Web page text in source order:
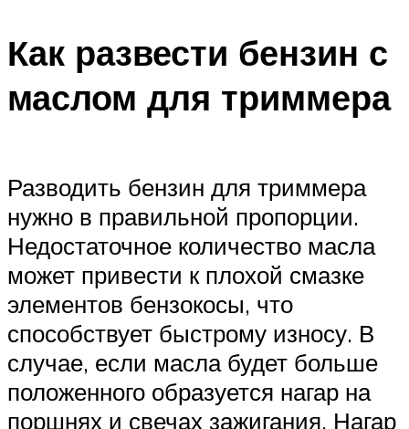
Как развести бензин с
маслом для триммера
Разводить бензин для триммера
нужно в правильной пропорции.
Недостаточное количество масла
может привести к плохой смазке
элементов бензокосы, что
способствует быстрому износу. В
случае, если масла будет больше
положенного образуется нагар на
поршнях и свечах зажигания. Нагар